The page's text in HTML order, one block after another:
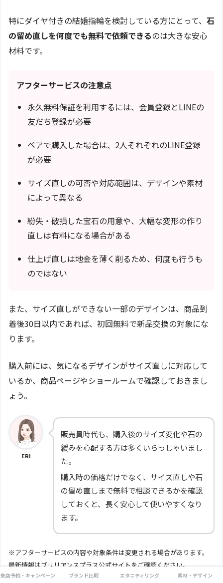
特にダイヤ付きの結婚指輪を検討している方にとって、 石
の留め直しを何度でも無料で依頼できるのは大きな安心
材料です。
アフターサービスの注意点
永久無料保証を利用するには、会員登録とLINEの
友だち登録が必要
ペアで購入した場合は、2人それぞれのLINE登録
が必要
サイズ直しの可否や対応範囲は、デザインや素材
によって異なる
紛失・破損した宝石の用意や、大幅な変形の作り
直しは有料になる場合がある
仕上げ直しは地金を薄く削るため、何度も行うも
のではない
また、サイズ直しができない一部のデザインは、商品到
着後30日以内であれば、初回無料で新品交換の対象にな
ります。
購入前には、気になるデザインがサイズ直しに対応して
いるか、商品ページやショールームで確認しておきまし
ょう。
ERI
販売員時代も、購入後のサイズ変化や石の
緩みを心配する方は多くいらっしゃいまし
た。
購入時の価格だけでなく、サイズ直しや石
の留め直しまで無料で相談できるかを確認
しておくと、長く安心して使いやすくなり
ます。
※アフターサービスの内容や対象条件は変更される場合があります。
最新情報はブリリアンスプラス公式サイトをご確認ください。
来店予約・キャンペーン ブランド比較 エタニティリング 素材・デザイン